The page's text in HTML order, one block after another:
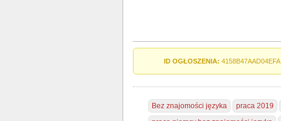
ID OGŁOSZENIA: 4158B47AAD04EFA
Bez znajomości języka praca 2019